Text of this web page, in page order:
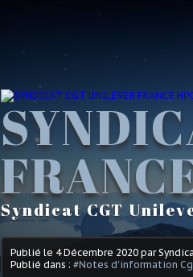
Syndicat CGT
Publié le 4 Décembre 2020 par
Publié dans : #Notes d'information